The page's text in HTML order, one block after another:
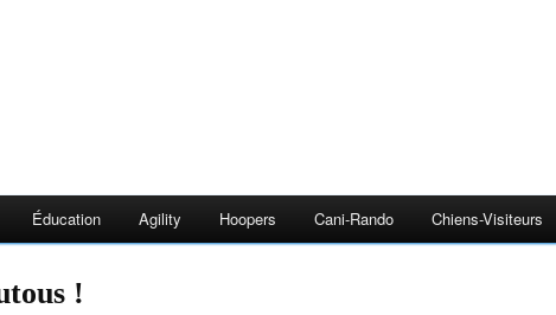
Éducation Agility Hoopers Cani-Rando Chiens-Visiteurs
!